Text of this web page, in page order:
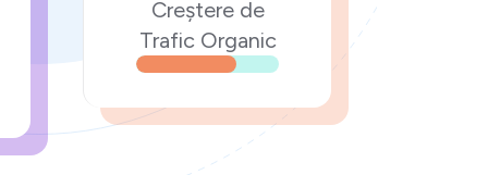
Creștere de
Trafic Organic